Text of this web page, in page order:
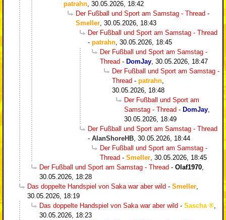
patrahn 30.05.2026, 18:42
Der Fußball und Sport am Samstag - Thread -
Smeller 30.05.2026, 18:43
Der Fußball und Sport am Samstag - Thread
- patrahn 30.05.2026, 18:45
Der Fußball und Sport am Samstag -
Thread - DomJay 30.05.2026, 18:47
Der Fußball und Sport am Samstag -
Thread - patrahn
30.05.2026, 18:48
Der Fußball und Sport am
Samstag - Thread - DomJay
30.05.2026, 18:49
Der Fußball und Sport am Samstag - Thread
- AlanShoreHB 30.05.2026, 18:44
Der Fußball und Sport am Samstag -
Thread - Smeller 30.05.2026, 18:45
Der Fußball und Sport am Samstag - Thread - Olaf1970
30.05.2026, 18:28
Das doppelte Handspiel von Saka war aber wild - Smeller
30.05.2026, 18:19
Das doppelte Handspiel von Saka war aber wild - Sascha
30.05.2026, 18:23